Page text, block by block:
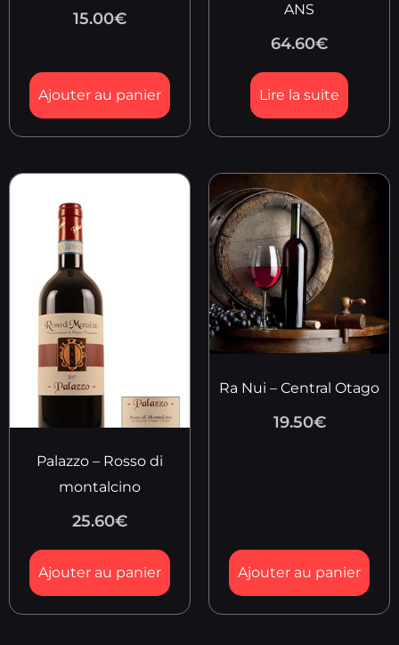
15.00€
Ajouter au panier
ANS
64.60€
Lire la suite
Palazzo – Rosso di
montalcino
25.60€
Ajouter au panier
Ra Nui – Central Otago
19.50€
Ajouter au panier